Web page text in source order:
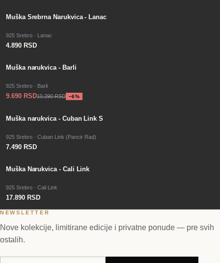
Muška Srebrna Narukvica - Lanac
925 Srebro · Lanac
4.890 RSD
−6%
SALE
Muška narukvica - Barli
925 Srebro · Barli
9.690 RSD10.290 RSD −6%
Muška narukvica - Cuban Link S
925 Srebro · Cuban Link (Pancir Rad)
7.490 RSD
Muška Narukvica - Cali Link
925 Srebro · Cali Link
17.890 RSD
NEWSLETTER
Nove kolekcije, limitirane edicije i privatne ponude — pre svih
ostalih.